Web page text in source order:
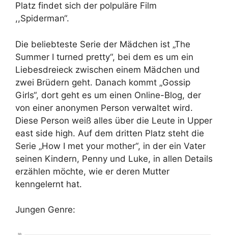
Platz findet sich der polpuläre Film
,,Spiderman“.
Die beliebteste Serie der Mädchen ist „The
Summer I turned pretty“, bei dem es um ein
Liebesdreieck zwischen einem Mädchen und
zwei Brüdern geht. Danach kommt „Gossip
Girls“, dort geht es um einen Online-Blog, der
von einer anonymen Person verwaltet wird.
Diese Person weiß alles über die Leute in Upper
east side high. Auf dem dritten Platz steht die
Serie „How I met your mother“, in der ein Vater
seinen Kindern, Penny und Luke, in allen Details
erzählen möchte, wie er deren Mutter
kenngelernt hat.
Jungen Genre: